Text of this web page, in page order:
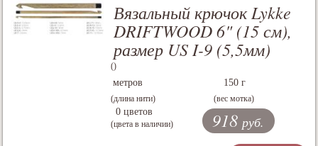
Вязальный крючок Lykke
DRIFTWOOD 6" (15 см),
размер US I-9 (5,5мм)
()
метров
(длина нити)
150 г
(вес мотка)
0 цветов
(цвета в наличии) 918 руб.